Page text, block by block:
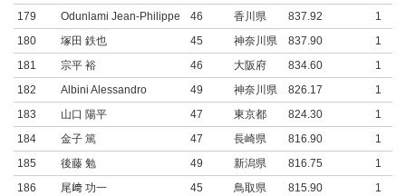
179
Odunlami Jean-Philippe 46 香川県 837.92
1
180
塚田 鉄也 45 神奈川県 837.90
1
181
宗平 裕 46 大阪府 834.60
1
182
Albini Alessandro 49 神奈川県 826.17
1
183
山口 陽平 47 東京都 824.30
1
184
金子 篤 47 長崎県 816.90
1
185
後藤 勉 49 新潟県 816.75
1
186
尾﨑 功一 45 鳥取県 815.90
1